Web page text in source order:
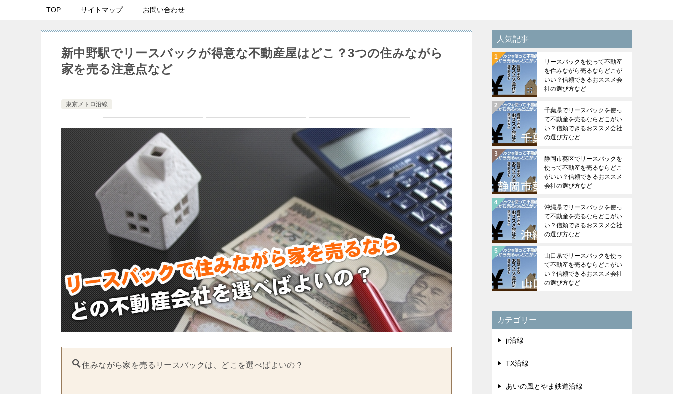
TOP サイトマップ お問い合わせ
新中野駅でリースバックが得意な不動産屋はどこ？3つの住みながら
家を売る注意点など
東京メトロ沿線
住みながら家を売るリースバックは、どこを選べばよいの？
人気記事
リースバックを使って不動産
を住みながら売るならどこが
いい？信頼できるおススメ会
社の選び方など
千葉県でリースバックを使っ
て不動産を売るならどこがい
い？信頼できるおススメ会社
の選び方など
静岡市葵区でリースバックを
使って不動産を売るならどこ
がいい？信頼できるおススメ
会社の選び方など
沖縄県でリースバックを使っ
て不動産を売るならどこがい
い？信頼できるおススメ会社
の選び方など
山口県でリースバックを使っ
て不動産を売るならどこがい
い？信頼できるおススメ会社
の選び方など
カテゴリー
jr沿線
TX沿線
あいの風とやま鉄道沿線